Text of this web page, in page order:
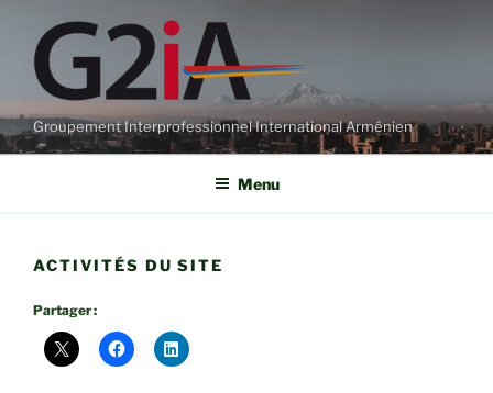
contenu
principal
Groupement Interprofessionnel International Arménien
Menu
ACTIVITÉS DU SITE
Partager :